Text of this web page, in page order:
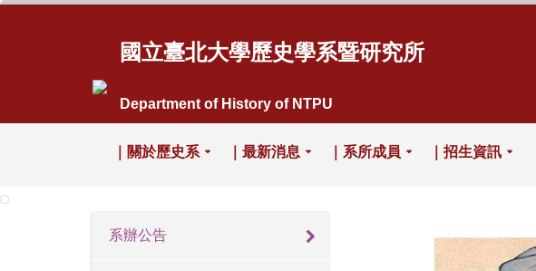
國立臺北大學歷史學系暨研究所
Department of History of NTPU
｜關於歷史系 ｜最新消息 ｜系所成員 ｜招生資訊
系辦公告